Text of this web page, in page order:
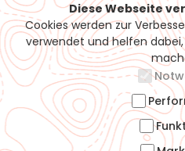
Versand & Zahlung
Diese Webseite
Cookies werden zur
verwendet und helfen